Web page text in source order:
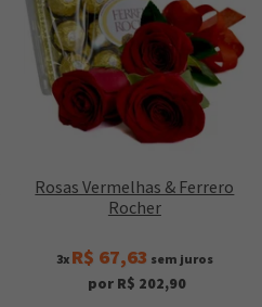
Rosas Vermelhas & Ferrero
Rocher
3x R$ 67,63 sem juros
por R$ 202,90